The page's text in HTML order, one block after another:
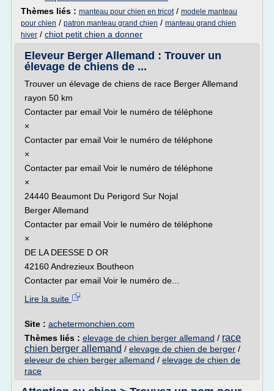
Thèmes liés : manteau pour chien en tricot/ modele manteau
pour chien / patron manteau grand chien / manteau grand chien
hiver / chiot petit chien a donner
Eleveur Berger Allemand : Trouver un
élevage de chiens de ...
Trouver un élevage de chiens de race Berger Allemand
rayon 50 km
Contacter par email Voir le numéro de téléphone
×
Contacter par email Voir le numéro de téléphone
×
Contacter par email Voir le numéro de téléphone
×
24440 Beaumont Du Perigord Sur Nojal
Berger Allemand
Contacter par email Voir le numéro de téléphone
×
DE LA DEESSE D OR
42160 Andrezieux Boutheon
Contacter par email Voir le numéro de...
Lire la suite
Site : achetermonchien.com
Thèmes liés : elevage de chien berger allemand / race
chien berger allemand / elevage de chien de berger /
eleveur de chien berger allemand / elevage de chien de
race